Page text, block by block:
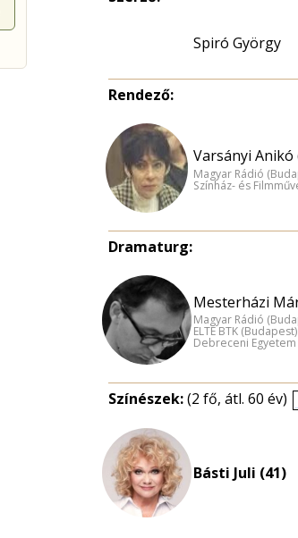
Spiró György
Rendező:
Varsányi Anikó
Magyar Rádió
Színház- és
Dramaturg:
Mesterházi
Magyar Rádió
ELTE BTK (Budapest)
Debreceni
Színészek:(2 fő, átl. 60 év)
Básti Juli (41)